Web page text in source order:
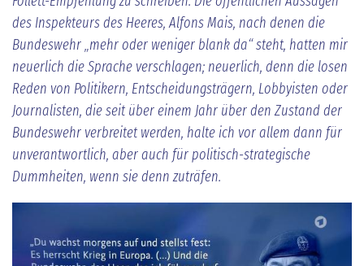
des Inspekteurs des Heeres, Alfons Mais, nach denen die
Bundeswehr „mehr oder weniger blank da“ steht, hatten mir
neuerlich die Sprache verschlagen; neuerlich, denn die losen
Reden von Politikern, Entscheidungsträgern, Lobbyisten oder
Journalisten, die seit über einem Jahr über den Zustand der
Bundeswehr verbreitet werden, halte ich vor allem dann für
unverantwortlich, aber auch für politisch-strategische
Dummheiten, wenn sie denn zuträfen.